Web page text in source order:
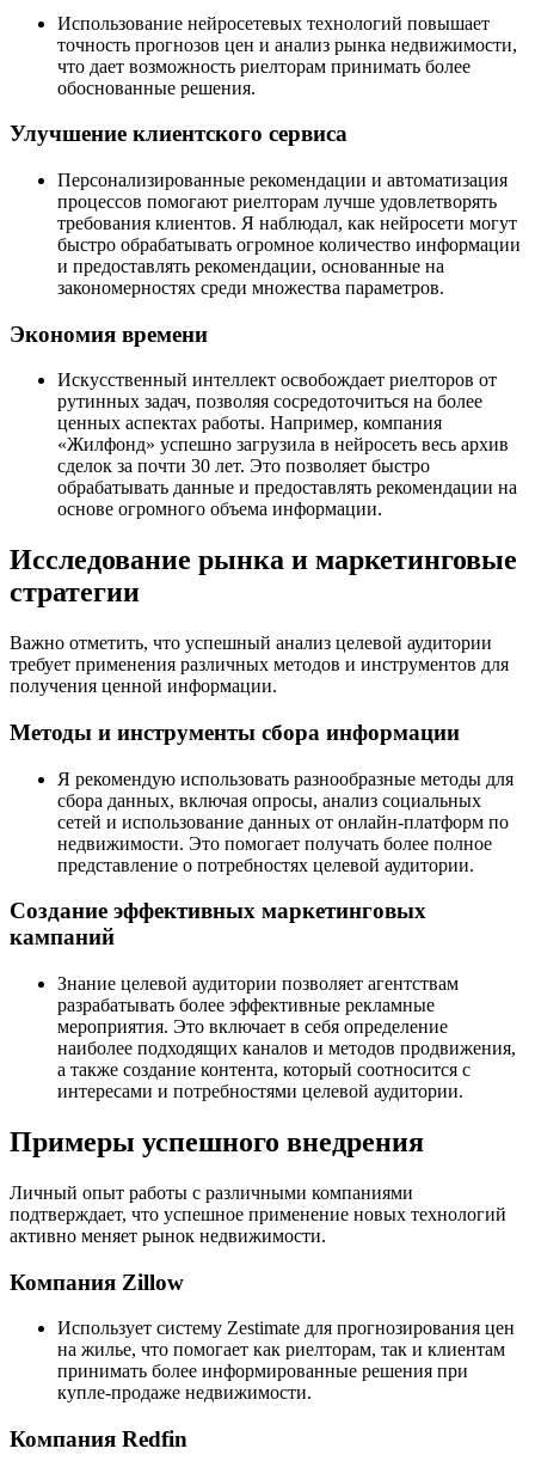
Использование нейросетевых технологий повышает
точность прогнозов цен и анализ рынка недвижимости,
что дает возможность риелторам принимать более
обоснованные решения.
Улучшение клиентского сервиса
Персонализированные рекомендации и автоматизация
процессов помогают риелторам лучше удовлетворять
требования клиентов. Я наблюдал, как нейросети могут
быстро обрабатывать огромное количество информации
и предоставлять рекомендации, основанные на
закономерностях среди множества параметров.
Экономия времени
Искусственный интеллект освобождает риелторов от
рутинных задач, позволяя сосредоточиться на более
ценных аспектах работы. Например, компания
«Жилфонд» успешно загрузила в нейросеть весь архив
сделок за почти 30 лет. Это позволяет быстро
обрабатывать данные и предоставлять рекомендации на
основе огромного объема информации.
Исследование рынка и маркетинговые
стратегии
Важно отметить, что успешный анализ целевой аудитории
требует применения различных методов и инструментов для
получения ценной информации.
Методы и инструменты сбора информации
Я рекомендую использовать разнообразные методы для
сбора данных, включая опросы, анализ социальных
сетей и использование данных от онлайн-платформ по
недвижимости. Это помогает получать более полное
представление о потребностях целевой аудитории.
Создание эффективных маркетинговых
кампаний
Знание целевой аудитории позволяет агентствам
разрабатывать более эффективные рекламные
мероприятия. Это включает в себя определение
наиболее подходящих каналов и методов продвижения,
а также создание контента, который соотносится с
интересами и потребностями целевой аудитории.
Примеры успешного внедрения
Личный опыт работы с различными компаниями
подтверждает, что успешное применение новых технологий
активно меняет рынок недвижимости.
Компания Zillow
Использует систему Zestimate для прогнозирования цен
на жилье, что помогает как риелторам, так и клиентам
принимать более информированные решения при
купле-продаже недвижимости.
Компания Redfin